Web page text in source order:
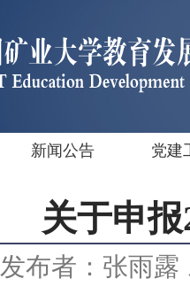
新闻公告 党建
关于申
发布者：张雨露